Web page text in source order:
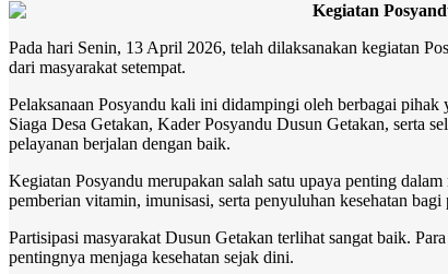
Kegiatan
Pada hari Senin, 13 April 2026, telah dilaksanakan kegiatan
dari masyarakat setempat.
Pelaksanaan Posyandu kali ini didampingi oleh berbagai pihak
Siaga Desa Getakan, Kader Posyandu Dusun Getakan, serta
pelayanan berjalan dengan baik.
Kegiatan Posyandu merupakan salah satu upaya penting
pemberian vitamin, imunisasi, serta penyuluhan kesehatan
Partisipasi masyarakat Dusun Getakan terlihat sangat baik.
pentingnya menjaga kesehatan sejak dini.